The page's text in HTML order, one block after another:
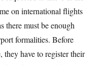
on international flights
there must be enough
formalities. Before
they have to register their